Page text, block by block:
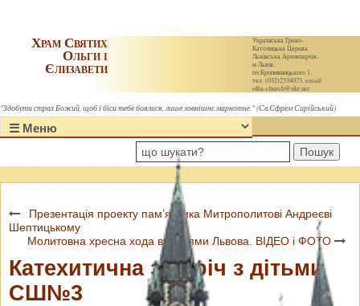
Українська Греко-
Католицька Церква.
Львівська Архиєпархія,
м.Львів,
пл.Кропивницького 1,
тел. (032)2334073, email:
olha-church@ukr.net
Храм Святих
Ольги і
Єлизавети
"Здобути страх Божий, щоб і біси тебе боялися, лише зовнішнє марнотне." (Св.Єфрем Сирійський)
Пошук
Презентація проекту пам’ятника Митрополитові Андреєві
Шептицькому
Молитовна хресна хода вулицями Львова. ВІДЕО і ФОТО
Катехитична зустріч з дітьми
СШ№3